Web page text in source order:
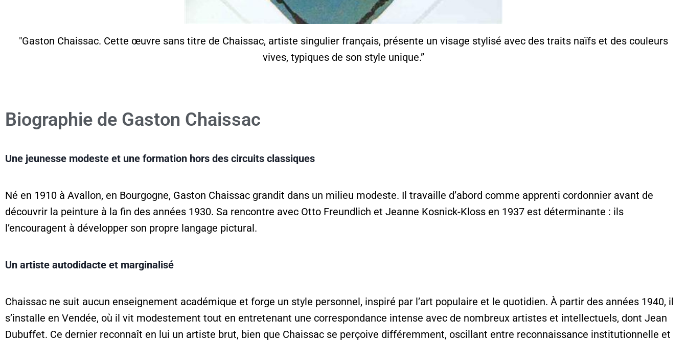
"Gaston Chaissac. Cette œuvre sans titre de Chaissac, artiste singulier français, présente un visage stylisé avec des traits naïfs et des couleurs
vives, typiques de son style unique.”
Biographie de Gaston Chaissac
Une jeunesse modeste et une formation hors des circuits classiques
Né en 1910 à Avallon, en Bourgogne, Gaston Chaissac grandit dans un milieu modeste. Il travaille d’abord comme apprenti cordonnier avant de
découvrir la peinture à la fin des années 1930. Sa rencontre avec Otto Freundlich et Jeanne Kosnick-Kloss en 1937 est déterminante : ils
l’encouragent à développer son propre langage pictural.
Un artiste autodidacte et marginalisé
Chaissac ne suit aucun enseignement académique et forge un style personnel, inspiré par l’art populaire et le quotidien. À partir des années 1940, il
s’installe en Vendée, où il vit modestement tout en entretenant une correspondance intense avec de nombreux artistes et intellectuels, dont Jean
Dubuffet. Ce dernier reconnaît en lui un artiste brut, bien que Chaissac se perçoive différemment, oscillant entre reconnaissance institutionnelle et